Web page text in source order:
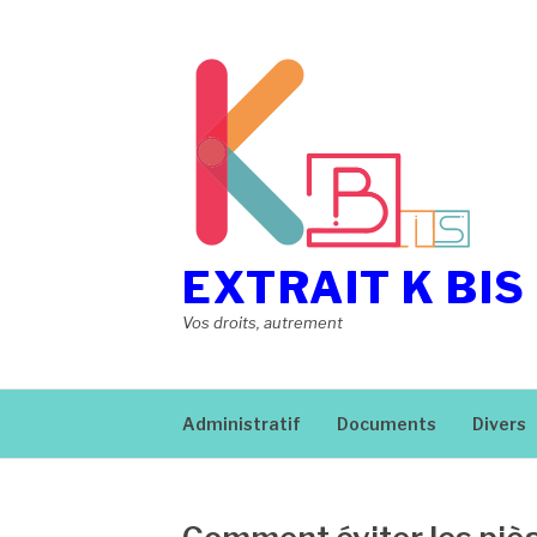
EXTRAIT K BIS
Vos droits, autrement
Administratif Documents Divers